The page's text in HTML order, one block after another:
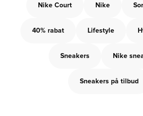
Nike Court Nike
40% rabat Lifestyle
Sneakers Nike
Sneakers på tilbud